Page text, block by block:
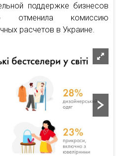
поддержке бизнесов
отменила комиссию
расчетов в Украине.